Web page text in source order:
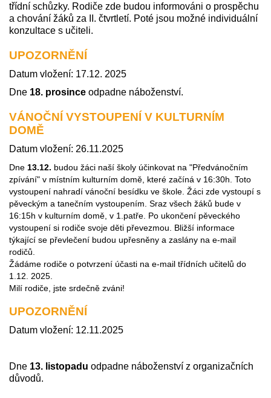
třídní schůzky. Rodiče zde budou informováni o prospěchu
a chování žáků za II. čtvrtletí. Poté jsou možné individuální
konzultace s učiteli.
UPOZORNĚNÍ
Datum vložení: 17.12. 2025
Dne 18. prosince odpadne náboženství.
VÁNOČNÍ VYSTOUPENÍ V KULTURNÍM
DOMĚ
Datum vložení: 26.11.2025
Dne 13.12. budou žáci naší školy účinkovat na "Předvánočním
zpívání" v místním kulturním domě, které začíná v 16:30h. Toto
vystoupení nahradí vánoční besídku ve škole. Žáci zde vystoupí s
pěveckým a tanečním vystoupením. Sraz všech žáků bude v
16:15h v kulturním domě, v 1.patře. Po ukončení pěveckého
vystoupení si rodiče svoje děti převezmou. Bližší informace
týkající se převlečení budou upřesněny a zaslány na e-mail
rodičů.
Žádáme rodiče o potvrzení účasti na e-mail třídních učitelů do
1.12. 2025.
Milí rodiče, jste srdečně zváni!
UPOZORNĚNÍ
Datum vložení: 12.11.2025
Dne 13. listopadu odpadne náboženství z organizačních
důvodů.